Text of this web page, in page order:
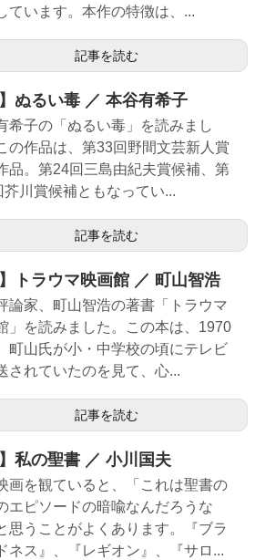
ています。本作の特徴は、...
記事を読む
】ぬるい毒 ／ 本谷有希子
希子の「ぬるい毒」を読みまし
の作品は、第33回野間文芸新人賞
品。第24回三島由紀夫賞候補、第
芥川賞候補ともなってい...
記事を読む
】トラウマ映画館 ／ 町山智浩
論家、町山智浩の著書「トラウマ
」を読みました。この本は、1970
町山氏が小・中学校の頃にテレビ
されていたのを見て、心...
記事を読む
】私の聖書 ／ 小川国夫
画を観ていると、「これは聖書の
エピソードの暗喩なんだろうな
思うことがよくあります。『ブラ
ネス』、『レギオン』、『サロ...